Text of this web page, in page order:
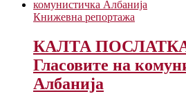
Книжевна репортажа
КАЛТА
Гласовите на
Албанија